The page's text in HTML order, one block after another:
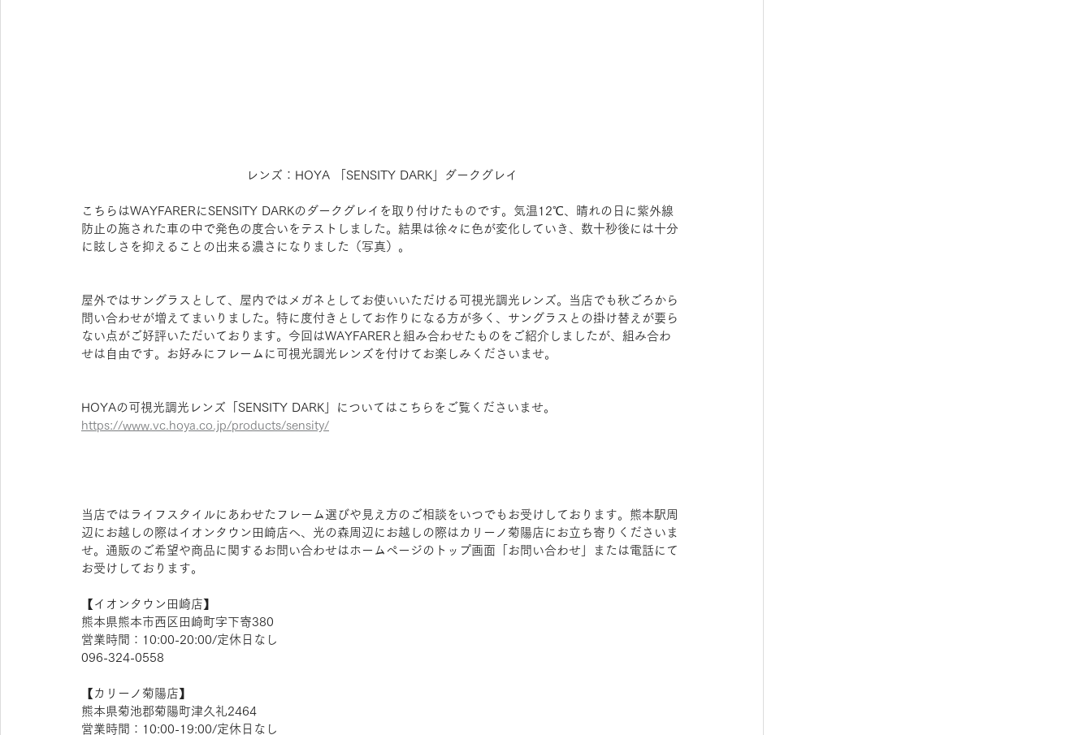
レンズ：HOYA 「SENSITY DARK」ダークグレイ
こちらはWAYFARERにSENSITY DARKのダークグレイを取り付けたものです。気温12℃、晴れの日に紫外線
防止の施された車の中で発色の度合いをテストしました。結果は徐々に色が変化していき、数十秒後には十分
に眩しさを抑えることの出来る濃さになりました（写真）。
屋外ではサングラスとして、屋内ではメガネとしてお使いいただける可視光調光レンズ。当店でも秋ごろから
問い合わせが増えてまいりました。特に度付きとしてお作りになる方が多く、サングラスとの掛け替えが要ら
ない点がご好評いただいております。今回はWAYFARERと組み合わせたものをご紹介しましたが、組み合わ
せは自由です。お好みにフレームに可視光調光レンズを付けてお楽しみくださいませ。
HOYAの可視光調光レンズ「SENSITY DARK」についてはこちらをご覧くださいませ。
https://www.vc.hoya.co.jp/products/sensity/
当店ではライフスタイルにあわせたフレーム選びや見え方のご相談をいつでもお受けしております。熊本駅周
辺にお越しの際はイオンタウン田崎店へ、光の森周辺にお越しの際はカリーノ菊陽店にお立ち寄りくださいま
せ。通販のご希望や商品に関するお問い合わせはホームページのトップ画面「お問い合わせ」または電話にて
お受けしております。
【​イオンタウン田崎店】
熊本県熊本市西区田崎町字下寄380
営業時間：10:00-20:00/定休日なし
096-324-0558
【​カリーノ菊陽店】
熊本県菊池郡菊陽町津久礼2464
営業時間：10:00-19:00/定休日なし